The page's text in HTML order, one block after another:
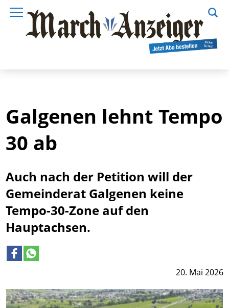
20. Mai 2026
Galgenen lehnt Tempo
30 ab
Auch nach der Petition will der
Gemeinderat Galgenen keine
Tempo-30-Zone auf den
Hauptachsen.